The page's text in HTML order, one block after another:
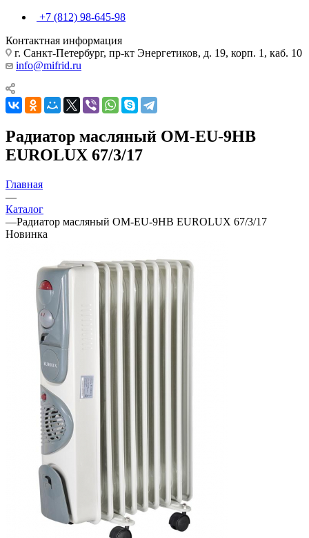
+7 (812) 98-645-98
Контактная информация
г. Санкт-Петербург, пр-кт Энергетиков, д. 19, корп. 1, каб. 10
info@mifrid.ru
Радиатор масляный ОМ-EU-9НВ
EUROLUX 67/3/17
Главная
—
Каталог
—Радиатор масляный ОМ-EU-9НВ EUROLUX 67/3/17
Новинка